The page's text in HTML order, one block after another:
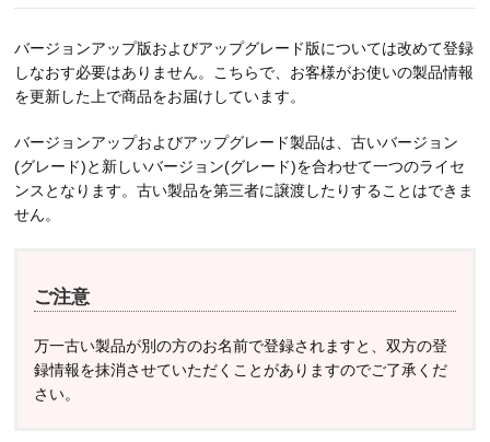
バージョンアップ版およびアップグレード版については改めて登録
しなおす必要はありません。こちらで、お客様がお使いの製品情報
を更新した上で商品をお届けしています。
バージョンアップおよびアップグレード製品は、古いバージョン
(グレード)と新しいバージョン(グレード)を合わせて一つのライセ
ンスとなります。古い製品を第三者に譲渡したりすることはできま
せん。
ご注意
万一古い製品が別の方のお名前で登録されますと、双方の登
録情報を抹消させていただくことがありますのでご了承くだ
さい。